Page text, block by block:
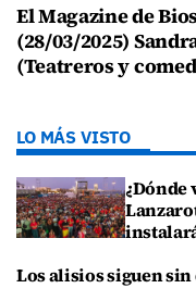
El Magazine de
(28/03/2025)
(Teatreros y
LO MÁS VISTO
¿Dónde
Los alisios siguen